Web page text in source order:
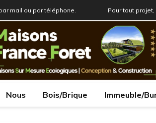
mail ou par téléphone. Pour tout projet,
Nous Bois/Brique Immeuble/